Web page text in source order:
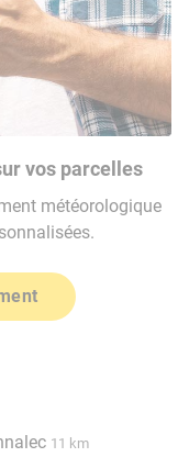
vos parcelles
météorologique
11 km